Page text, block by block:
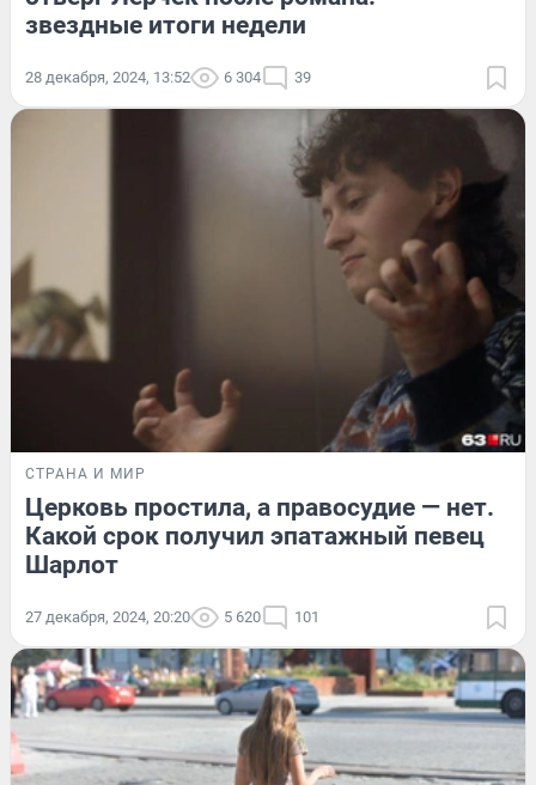
звездные итоги недели
28 декабря, 2024, 13:52 6 304 39
СТРАНА И МИР
Церковь простила, а правосудие — нет.
Какой срок получил эпатажный певец
Шарлот
27 декабря, 2024, 20:20 5 620 101